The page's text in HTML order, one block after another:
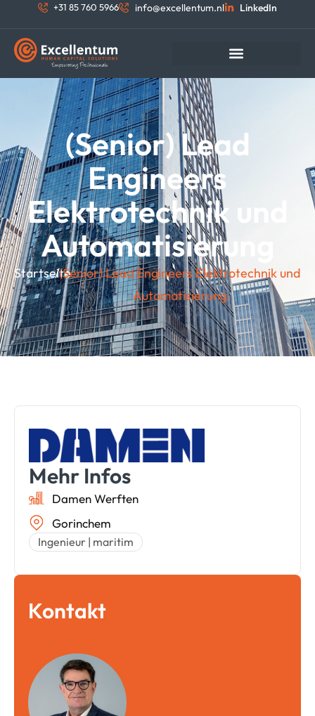
+31 85 760 5966 info@excellentum.nl LinkedIn
(Senior) Lead
Engineers
Elektrotechnik und
Automatisierung
Startseite
/(Senior) Lead Engineers Elektrotechnik und
Automatisierung
Mehr Infos
Damen Werften
Gorinchem
Ingenieur | maritim
Kontakt